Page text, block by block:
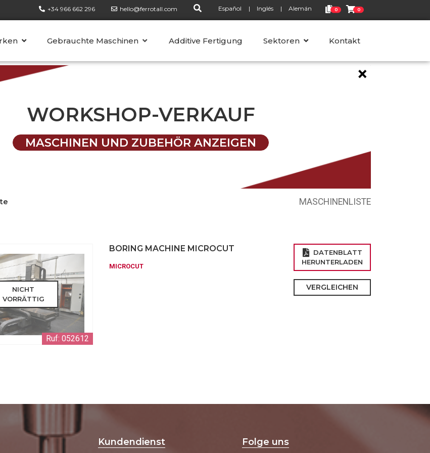
Gebrauchte MaschinenKATEGORIENAdditive Fertigung Sektoren Kontakt
+34 966 662 296 hello@ferrotall.com Español Inglés Alemán 0 0
×
WORKSHOP-VERKAUF
MASCHINEN UND ZUBEHÖR ANZEIGEN
MASCHINENLISTE
Ruf: 052612
NICHT
VORRÄTTIG
BORING MACHINE MICROCUT
MICROCUT
DATENBLATT
HERUNTERLADEN
VERGLEICHEN
Kundendienst Folge uns